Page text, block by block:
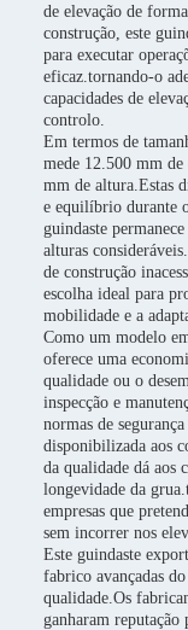
de elevação de
construção, este
para executar
eficaz.tornando-o
capacidades de
controlo.
Em termos de
mede 12.500 mm
mm de altura.Estas
e equilíbrio durante
guindaste
alturas
de construção
escolha ideal para
mobilidade e a
Como um modelo
oferece uma
qualidade ou o
inspecção e
normas de
disponibilizada aos
da qualidade dá aos
longevidade da
empresas que
sem incorrer nos
Este guindaste
fabrico avançadas
qualidade.Os
ganharam